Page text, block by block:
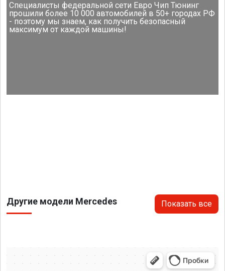
Специалисты федеральной сети Евро Чип Тюнинг
прошили более 10 000 автомобилей в 50+ городах РФ
- поэтому мы знаем, как получить безопасный
максимум от каждой машины!
Другие модели Mercedes Показать все